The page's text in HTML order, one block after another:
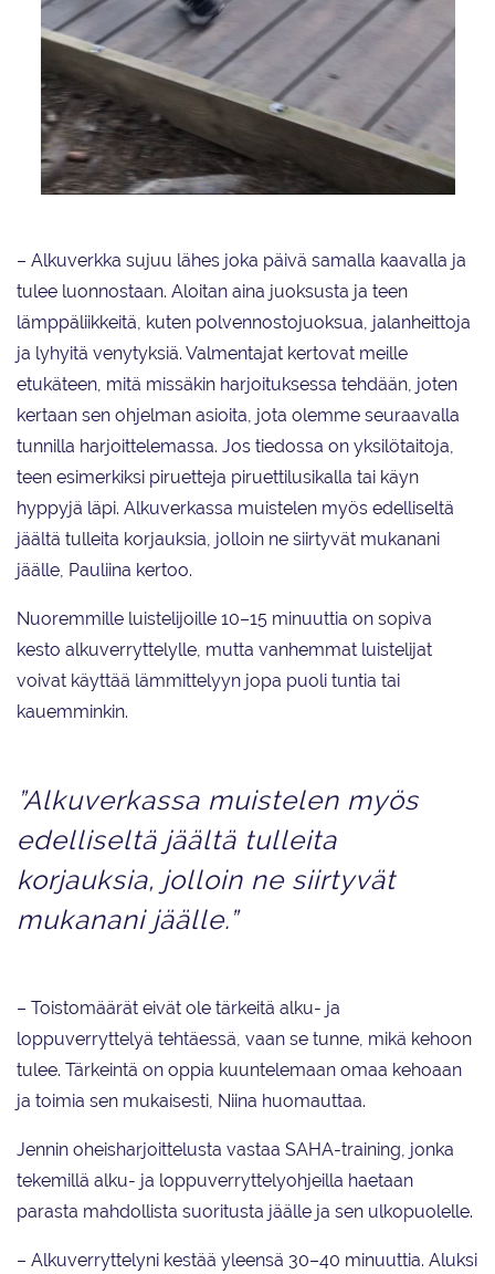
– Alkuverkka sujuu lähes joka päivä samalla kaavalla ja
tulee luonnostaan. Aloitan aina juoksusta ja teen
lämppäliikkeitä, kuten polvennostojuoksua, jalanheittoja
ja lyhyitä venytyksiä. Valmentajat kertovat meille
etukäteen, mitä missäkin harjoituksessa tehdään, joten
kertaan sen ohjelman asioita, jota olemme seuraavalla
tunnilla harjoittelemassa. Jos tiedossa on yksilötaitoja,
teen esimerkiksi piruetteja piruettilusikalla tai käyn
hyppyjä läpi. Alkuverkassa muistelen myös edelliseltä
jäältä tulleita korjauksia, jolloin ne siirtyvät mukanani
jäälle, Pauliina kertoo.
Nuoremmille luistelijoille 10–15 minuuttia on sopiva
kesto alkuverryttelylle, mutta vanhemmat luistelijat
voivat käyttää lämmittelyyn jopa puoli tuntia tai
kauemminkin.
”Alkuverkassa muistelen myös
edelliseltä jäältä tulleita
korjauksia, jolloin ne siirtyvät
mukanani jäälle.”
– Toistomäärät eivät ole tärkeitä alku- ja
loppuverryttelyä tehtäessä, vaan se tunne, mikä kehoon
tulee. Tärkeintä on oppia kuuntelemaan omaa kehoaan
ja toimia sen mukaisesti, Niina huomauttaa.
Jennin oheisharjoittelusta vastaa SAHA-training, jonka
tekemillä alku- ja loppuverryttelyohjeilla haetaan
parasta mahdollista suoritusta jäälle ja sen ulkopuolelle.
– Alkuverryttelyni kestää yleensä 30–40 minuuttia. Aluksi